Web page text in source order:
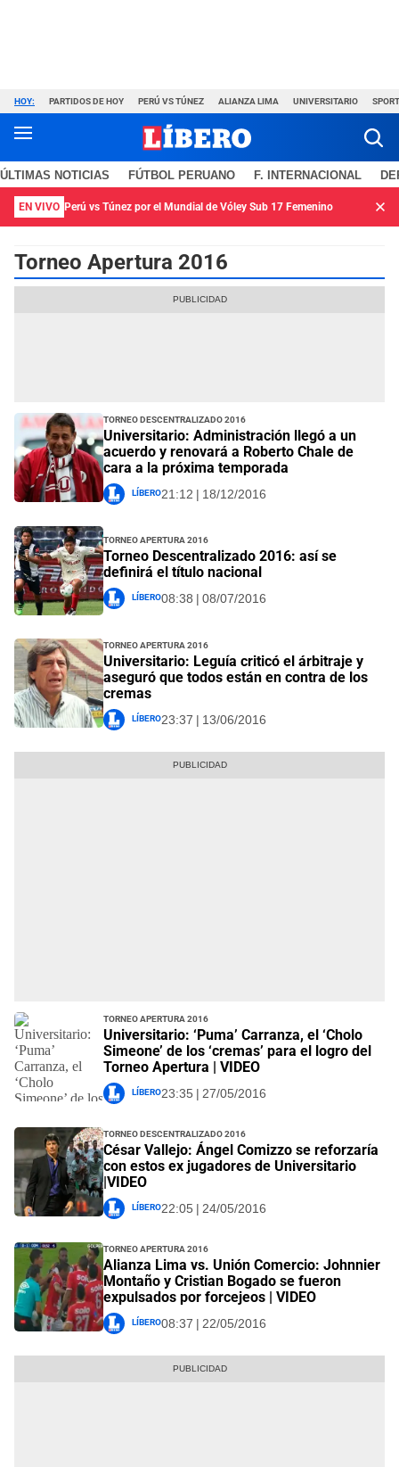
HOY: PARTIDOS DE HOY PERÚ VS TÚNEZ ALIANZA LIMA UNIVERSITARIO
ÚLTIMAS NOTICIAS FÚTBOL PERUANO F. INTERNACIONAL
EN VIVO Perú vs Túnez por el Mundial de Vóley Sub 17 Femenino
Torneo Apertura 2016
Torneo Descentralizado 2016
Universitario: Administración llegó a un
acuerdo y renovará a Roberto Chale de
cara a la próxima temporada
Líbero21:12 | 18/12/2016
Torneo Apertura 2016
Torneo Descentralizado 2016: así se
definirá el título nacional
Líbero08:38 | 08/07/2016
Torneo Apertura 2016
Universitario: Leguía criticó el árbitraje y
aseguró que todos están en contra de los
cremas
Líbero23:37 | 13/06/2016
Torneo Apertura 2016
Universitario: ‘Puma’ Carranza, el ‘Cholo
Simeone’ de los ‘cremas’ para el logro del
Torneo Apertura | VIDEO
Líbero23:35 | 27/05/2016
Torneo Descentralizado 2016
César Vallejo: Ángel Comizzo se reforzaría
con estos ex jugadores de Universitario
|VIDEO
Líbero22:05 | 24/05/2016
Torneo Apertura 2016
Alianza Lima vs. Unión Comercio: Johnnier
Montaño y Cristian Bogado se fueron
expulsados por forcejeos | VIDEO
Líbero08:37 | 22/05/2016